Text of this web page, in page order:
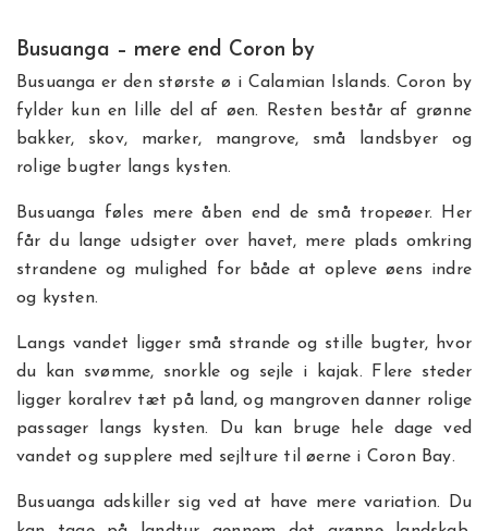
Busuanga – mere end Coron by
Busuanga er den største ø i Calamian Islands. Coron by
fylder kun en lille del af øen. Resten består af grønne
bakker, skov, marker, mangrove, små landsbyer og
rolige bugter langs kysten.
Busuanga føles mere åben end de små tropeøer. Her
får du lange udsigter over havet, mere plads omkring
strandene og mulighed for både at opleve øens indre
og kysten.
Langs vandet ligger små strande og stille bugter, hvor
du kan svømme, snorkle og sejle i kajak. Flere steder
ligger koralrev tæt på land, og mangroven danner rolige
passager langs kysten. Du kan bruge hele dage ved
vandet og supplere med sejlture til øerne i Coron Bay.
Busuanga adskiller sig ved at have mere variation. Du